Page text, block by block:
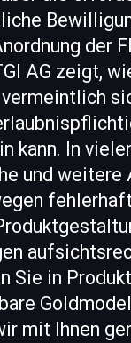
der
AG zeigt,
kann. In
und weitere
Sie in
mit Ihnen